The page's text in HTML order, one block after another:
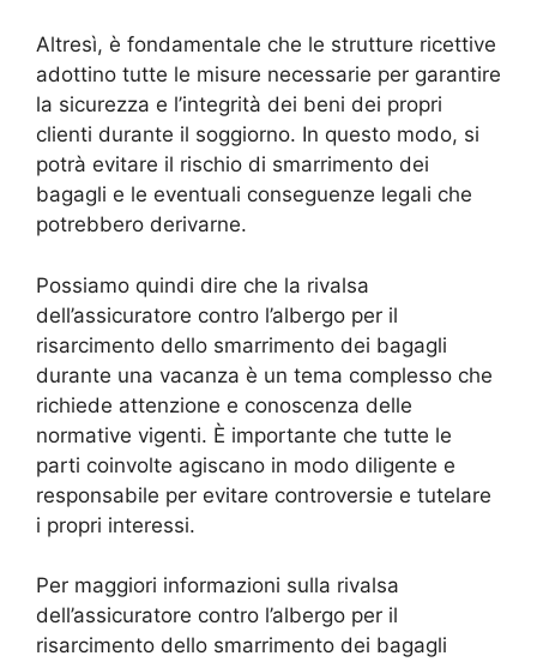
Altresì, è fondamentale che le strutture ricettive
adottino tutte le misure necessarie per garantire
la sicurezza e l’integrità dei beni dei propri
clienti durante il soggiorno. In questo modo, si
potrà evitare il rischio di smarrimento dei
bagagli e le eventuali conseguenze legali che
potrebbero derivarne.
Possiamo quindi dire che la rivalsa
dell’assicuratore contro l’albergo per il
risarcimento dello smarrimento dei bagagli
durante una vacanza è un tema complesso che
richiede attenzione e conoscenza delle
normative vigenti. È importante che tutte le
parti coinvolte agiscano in modo diligente e
responsabile per evitare controversie e tutelare
i propri interessi.
Per maggiori informazioni sulla rivalsa
dell’assicuratore contro l’albergo per il
risarcimento dello smarrimento dei bagagli